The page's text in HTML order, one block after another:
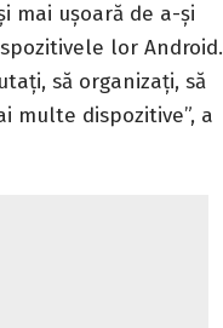
mai ușoară de a-și
lor Android.
să organizați, să
multe dispozitive”, a